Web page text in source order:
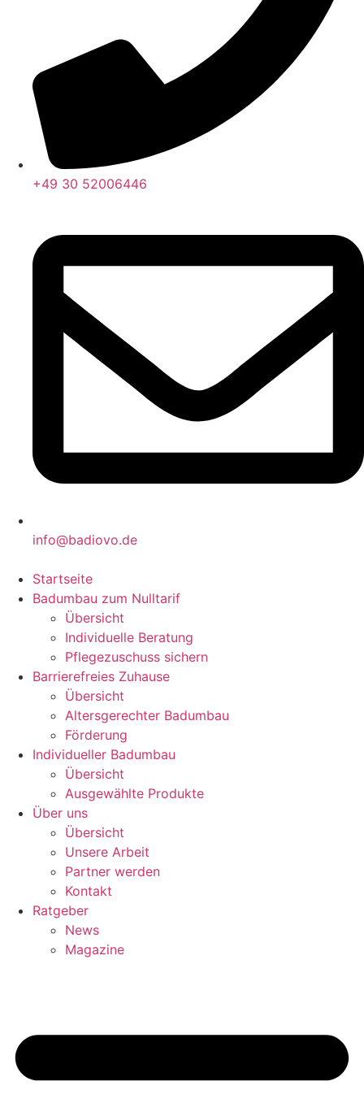
+49 30 52006446
info@badiovo.de
Startseite
Badumbau zum Nulltarif
Übersicht
Individuelle Beratung
Pflegezuschuss sichern
Barrierefreies Zuhause
Übersicht
Altersgerechter Badumbau
Förderung
Individueller Badumbau
Übersicht
Ausgewählte Produkte
Über uns
Übersicht
Unsere Arbeit
Partner werden
Kontakt
Ratgeber
News
Magazine